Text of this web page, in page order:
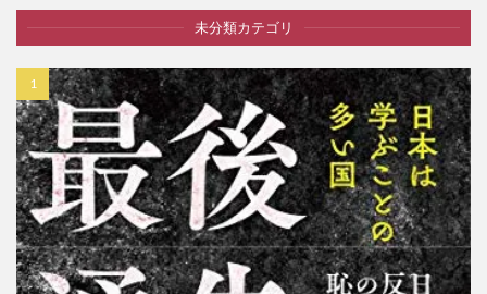
未分類カテゴリ